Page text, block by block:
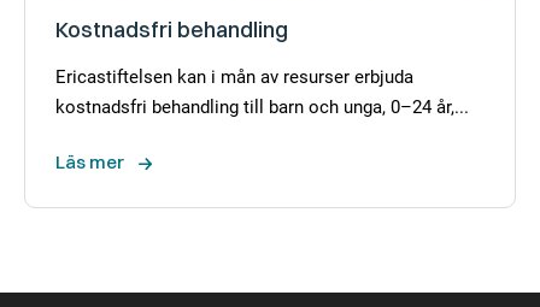
Kostnadsfri behandling
Ericastiftelsen kan i mån av resurser erbjuda
kostnadsfri behandling till barn och unga, 0–24 år,...
Läs mer